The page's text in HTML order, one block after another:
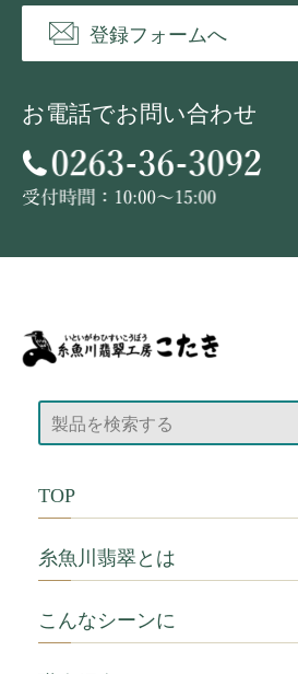
登録フォームへ
お電話でお問い合わせ
TOP
糸魚川翡翠とは
こんなシーンに